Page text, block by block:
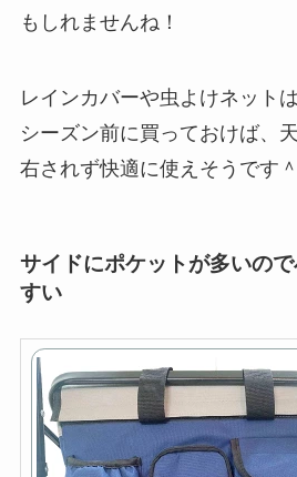
もしれませんね！
レインカバーや虫よけネット
シーズン前に買っておけば、
右されず快適に使えそうです
サイドにポケットが多いの
すい